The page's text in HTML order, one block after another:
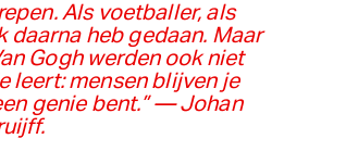
Als voetballer, als
daarna heb gedaan. Maar
Gogh werden ook niet
leert: mensen blijven je
genie bent.” — Johan